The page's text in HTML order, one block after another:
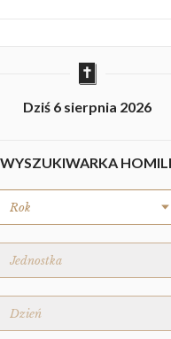
Dziś 6 sierpnia 2026
WYSZUKIWARKA